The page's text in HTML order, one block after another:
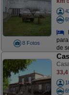
8 Fotos
de